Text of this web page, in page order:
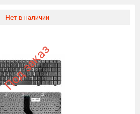
Нет в наличии
Под заказ